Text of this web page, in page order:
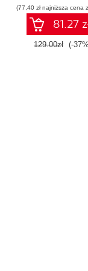
(77,40 zł najniższa cena
81.27
129.00zł (-